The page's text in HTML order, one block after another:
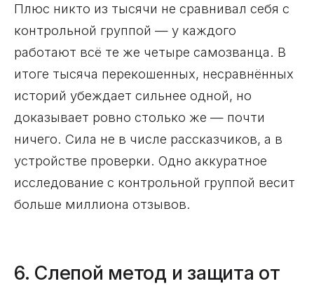
Плюс никто из тысячи не сравнивал себя с
контрольной группой — у каждого
работают всё те же четыре самозванца. В
итоге тысяча перекошенных, несравнённых
историй убеждает сильнее одной, но
доказывает ровно столько же — почти
ничего. Сила не в числе рассказчиков, а в
устройстве проверки. Одно аккуратное
исследование с контрольной группой весит
больше миллиона отзывов.
6. Слепой метод и защита от